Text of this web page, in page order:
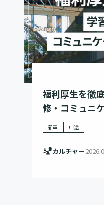
福利厚生を徹
修・コミュニ
新卒 中途
カルチャー